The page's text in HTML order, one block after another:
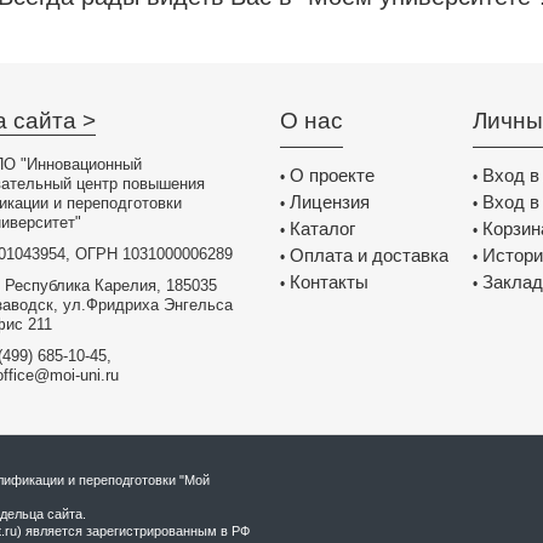
ИМК
образования
п.Тарасовский
" который
на ФГОС ДО
путь
и дальнейших
по
"Загадка"
пространства и
Первым
стала
сайта >
"Инновационный
центр повышения
и переподготовки
ОГРН 1031000006289
Республика Карелия, 185035
ул.Фридриха Энгельса
211
685-10-45,
uni.ru
О нас
• О проекте
• Лицензия
• Каталог
• Оплата и доставка
• Контакты
• Вход в
• Вход
•
•
•
и переподготовки "Мой
сайта.
является зарегистрированным в РФ